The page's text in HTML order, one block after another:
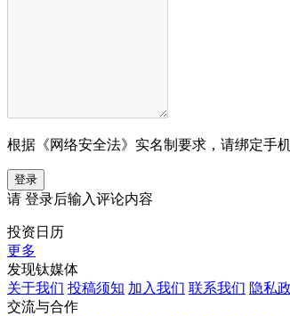
根据《网络安全法》实名制要求，请绑定手
登录
请 登录后输入评论内容
投资日历
更多
发现钛媒体
关于我们 投稿须知 加入我们 联系我们 隐私
交流与合作